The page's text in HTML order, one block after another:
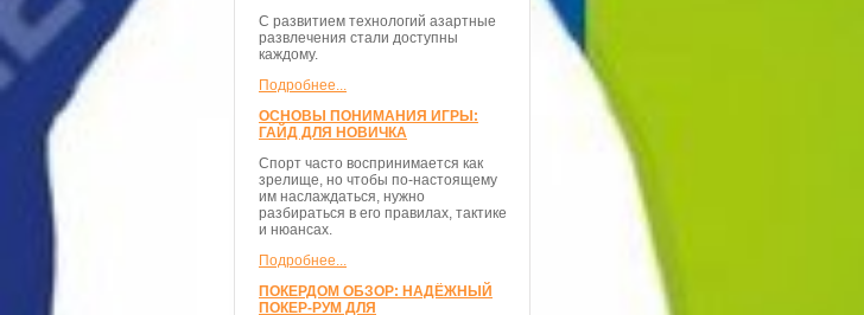
С развитием технологий азартные
развлечения стали доступны
каждому.
Подробнее...
ОСНОВЫ ПОНИМАНИЯ ИГРЫ:
ГАЙД ДЛЯ НОВИЧКА
Спорт часто воспринимается как
зрелище, но чтобы по-настоящему
им наслаждаться, нужно
разбираться в его правилах, тактике
и нюансах.
Подробнее...
ПОКЕРДОМ ОБЗОР: НАДЁЖНЫЙ
ПОКЕР-РУМ ДЛЯ